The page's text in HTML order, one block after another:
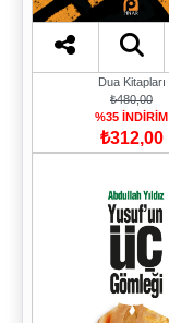
Dua Kitapları
₺480,00
%35 İNDİRİM
₺312,00